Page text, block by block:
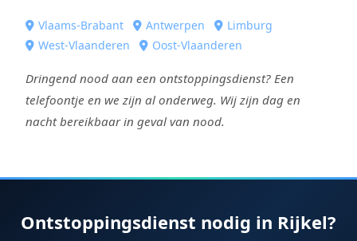
Vlaams-Brabant Antwerpen
Limburg
West-Vlaanderen
Oost-Vlaanderen
Dringend nood aan een ontstoppingsdienst? Een
telefoontje en we zijn al onderweg. Wij zijn dag en
nacht bereikbaar in geval van nood.
Ontstoppingsdienst nodig in Rijkel?